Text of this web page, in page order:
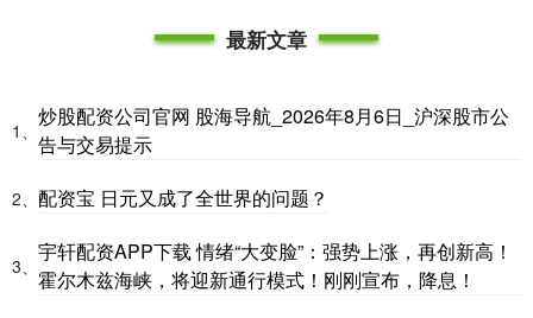
最新文章
1、
炒股配资公司官网 股海导航_2026年8月6日_沪深股市公
告与交易提示
2、 配资宝 日元又成了全世界的问题？
3、
宇轩配资APP下载 情绪“大变脸”：强势上涨，再创新高！
霍尔木兹海峡，将迎新通行模式！刚刚宣布，降息！